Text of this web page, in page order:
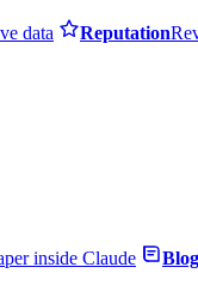
data Reputation
inside Claude Blog